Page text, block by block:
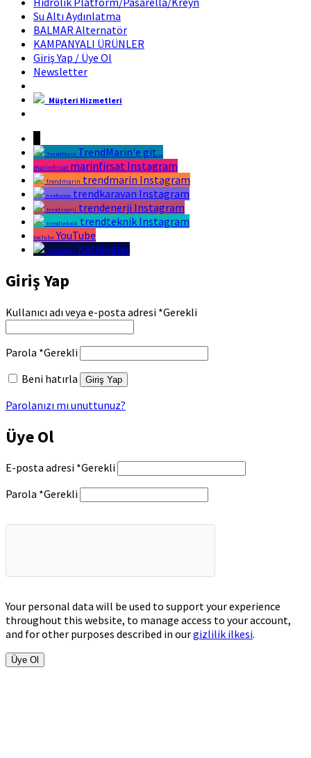
Su Altı Aydınlatma
BALMAR Alternatör
KAMPANYALI ÜRÜNLER
Giriş Yap / Üye Ol
Newsletter
Müşteri Hizmetleri
TrendMarin TrendMarin'e git...
marinfirsat marinfirsat Instagram
trendmarin trendmarin Instagram
trendkaravan trendkaravan Instagram
trendenerji trendenerji Instagram
trendteknik trendteknik Instagram
YouTube YouTube
Kataloglar Kataloglar
Giriş Yap
Kullanıcı adı veya e-posta adresi *Gerekli
Parola *Gerekli
Beni hatırla
Giriş Yap
Parolanızı mı unuttunuz?
Üye Ol
E-posta adresi *Gerekli
Parola *Gerekli
Your personal data will be used to support your experience
throughout this website, to manage access to your account,
and for other purposes described in ourgizlilik ilkesi.
Üye Ol